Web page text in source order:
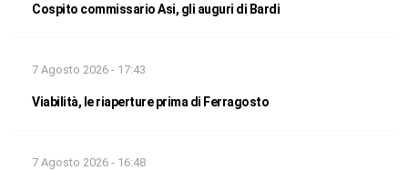
Cospito commissario Asi, gli auguri di Bardi
7 Agosto 2026 - 17:43
Viabilità, le riaperture prima di Ferragosto
7 Agosto 2026 - 16:48